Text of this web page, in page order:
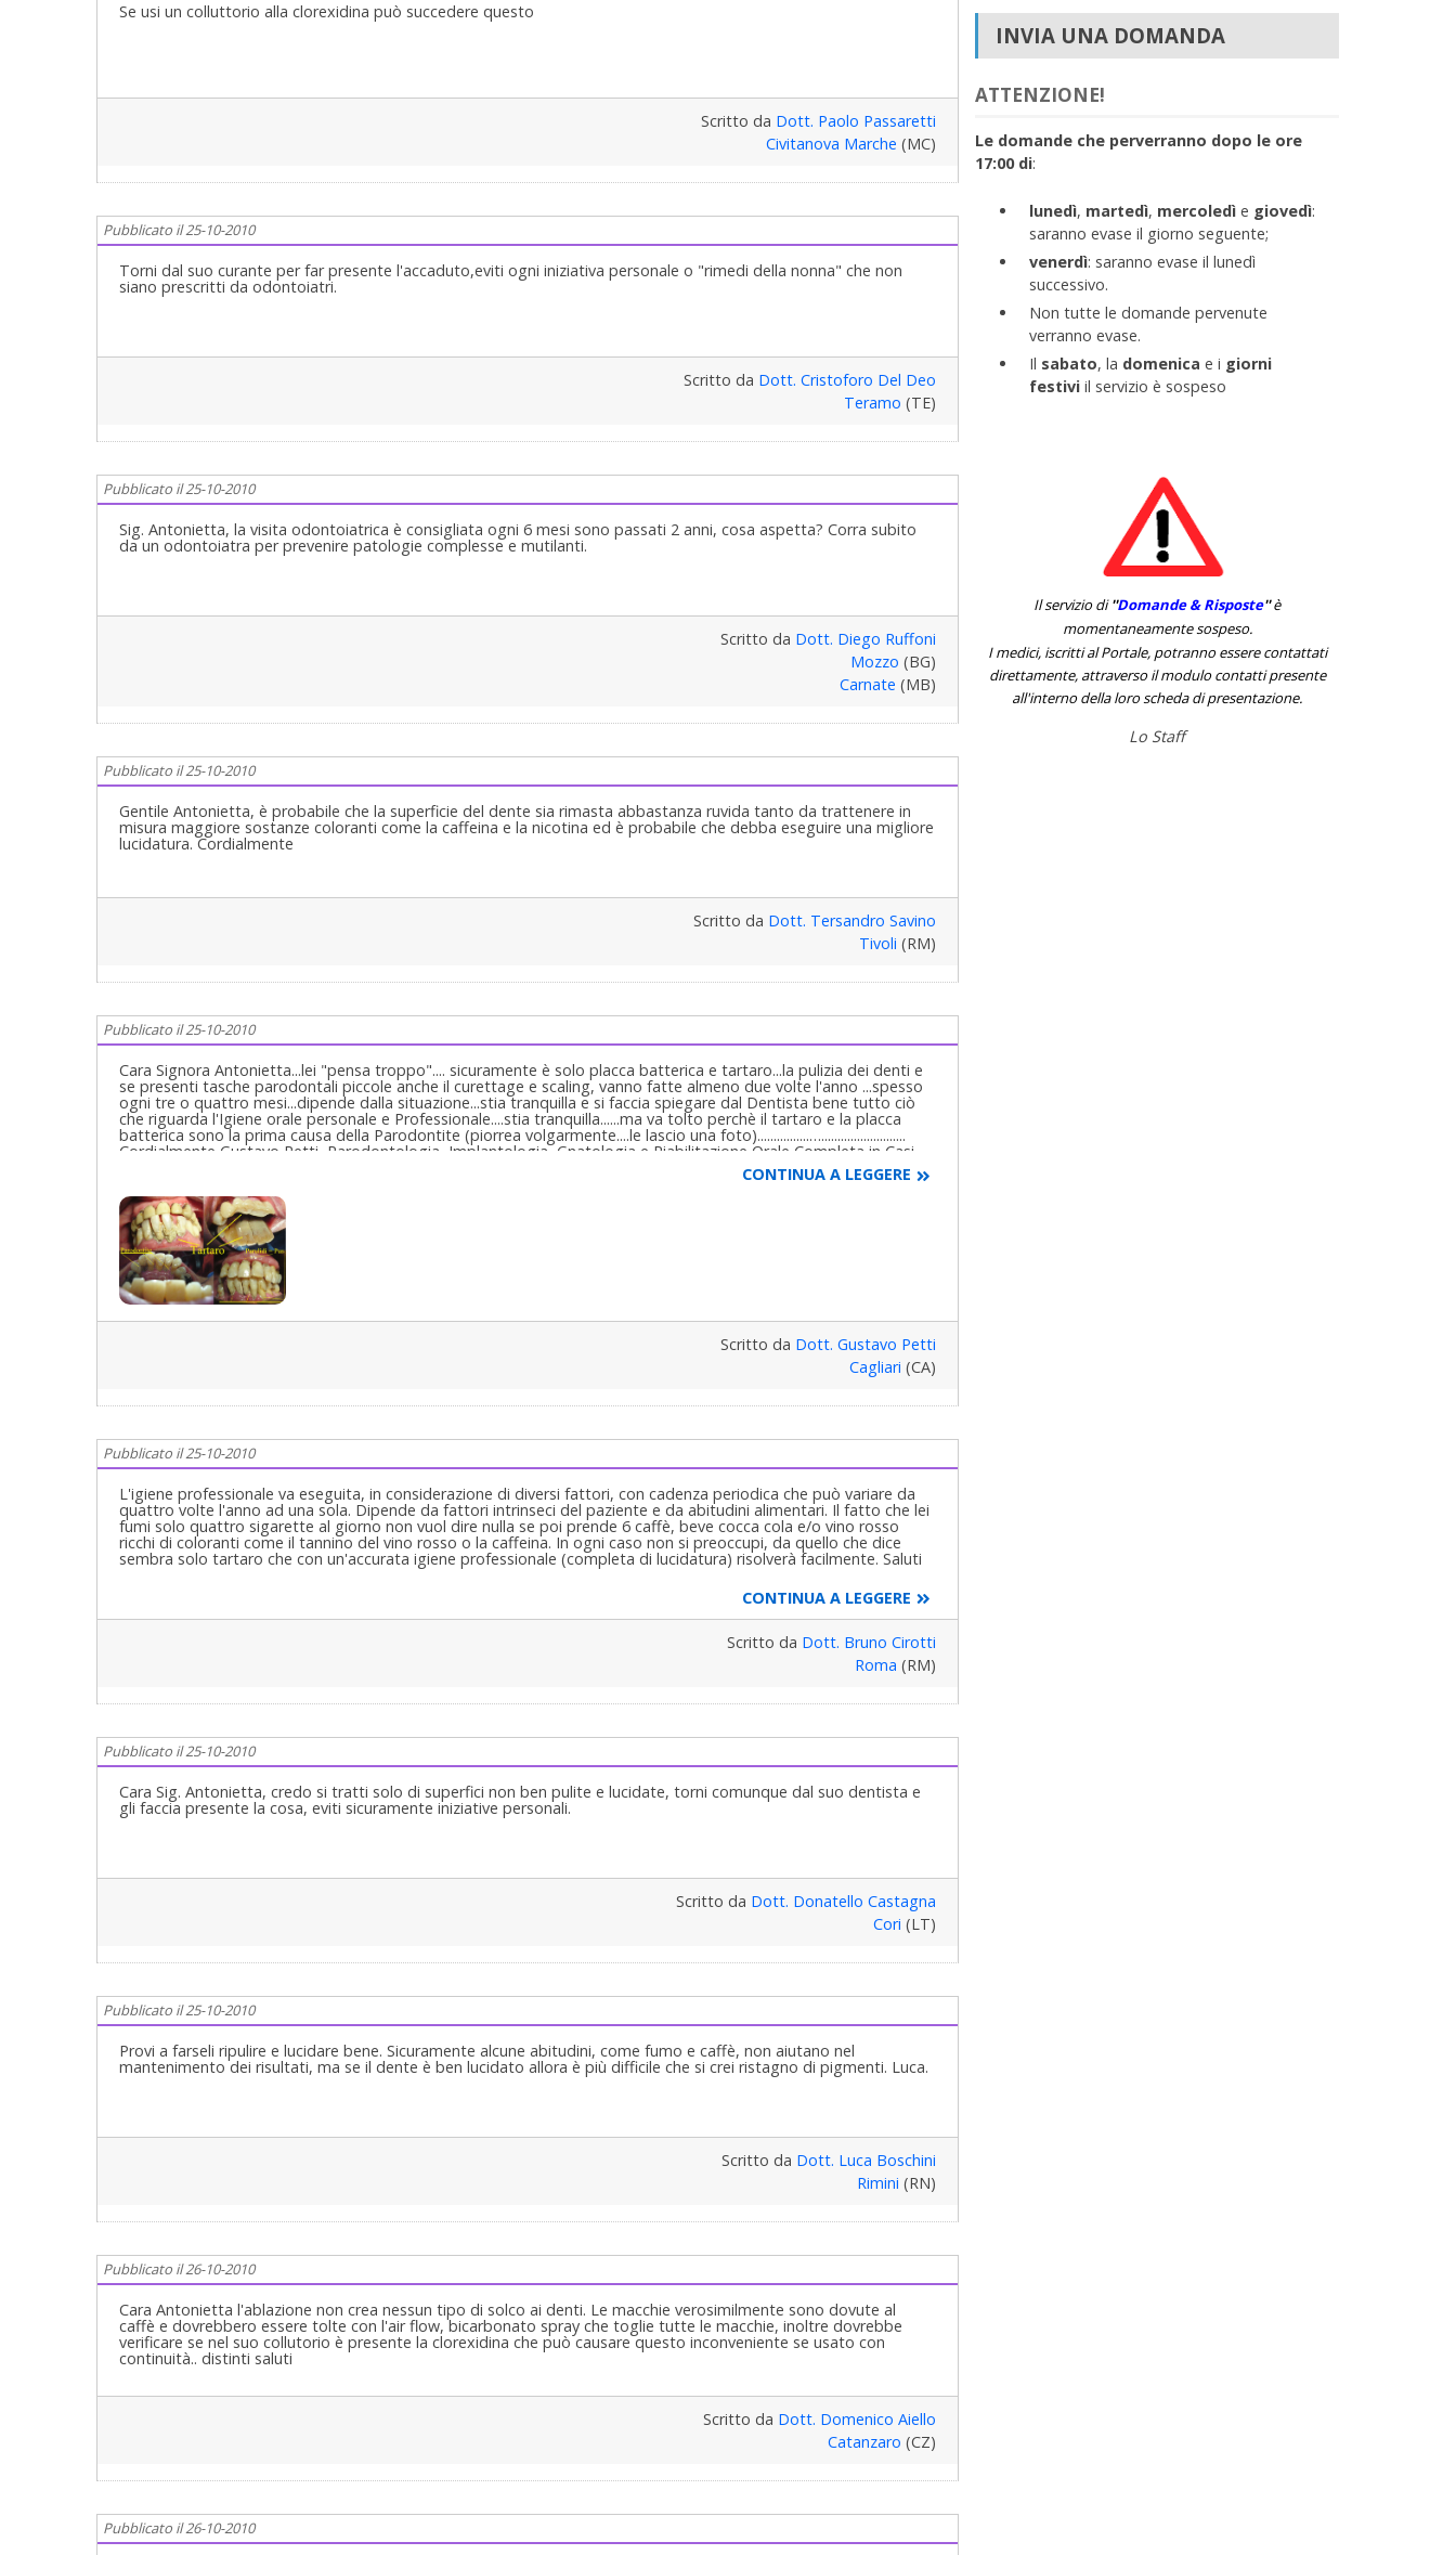
Se usi un colluttorio alla clorexidina può succedere questo
Scritto da Dott. Paolo Passaretti
Civitanova Marche (MC)
Pubblicato il 25-10-2010
Torni dal suo curante per far presente l'accaduto,eviti ogni iniziativa personale o "rimedi della nonna" che non
siano prescritti da odontoiatri.
Scritto da Dott. Cristoforo Del Deo
Teramo (TE)
Pubblicato il 25-10-2010
Sig. Antonietta, la visita odontoiatrica è consigliata ogni 6 mesi sono passati 2 anni, cosa aspetta? Corra subito
da un odontoiatra per prevenire patologie complesse e mutilanti.
Scritto da Dott. Diego Ruffoni
Mozzo (BG)
Carnate (MB)
Pubblicato il 25-10-2010
Gentile Antonietta, è probabile che la superficie del dente sia rimasta abbastanza ruvida tanto da trattenere in
misura maggiore sostanze coloranti come la caffeina e la nicotina ed è probabile che debba eseguire una migliore
lucidatura. Cordialmente
Scritto da Dott. Tersandro Savino
Tivoli (RM)
Pubblicato il 25-10-2010
Cara Signora Antonietta...lei "pensa troppo".... sicuramente è solo placca batterica e tartaro...la pulizia dei denti e
se presenti tasche parodontali piccole anche il curettage e scaling, vanno fatte almeno due volte l'anno ...spesso
ogni tre o quattro mesi...dipende dalla situazione...stia tranquilla e si faccia spiegare dal Dentista bene tutto ciò
che riguarda l'Igiene orale personale e Professionale....stia tranquilla......ma va tolto perchè il tartaro e la placca
batterica sono la prima causa della Parodontite (piorrea volgarmente....le lascio una foto)................…..........................
Cordialmente Gustavo Petti, Parodontologia, Implantologia, Gnatologia e Riabilitazione Orale Completa in Casi
CONTINUA A LEGGERE
Scritto da Dott. Gustavo Petti
Cagliari (CA)
Pubblicato il 25-10-2010
L'igiene professionale va eseguita, in considerazione di diversi fattori, con cadenza periodica che può variare da
quattro volte l'anno ad una sola. Dipende da fattori intrinseci del paziente e da abitudini alimentari. Il fatto che lei
fumi solo quattro sigarette al giorno non vuol dire nulla se poi prende 6 caffè, beve cocca cola e/o vino rosso
ricchi di coloranti come il tannino del vino rosso o la caffeina. In ogni caso non si preoccupi, da quello che dice
sembra solo tartaro che con un'accurata igiene professionale (completa di lucidatura) risolverà facilmente. Saluti
CONTINUA A LEGGERE
Scritto da Dott. Bruno Cirotti
Roma (RM)
Pubblicato il 25-10-2010
Cara Sig. Antonietta, credo si tratti solo di superfici non ben pulite e lucidate, torni comunque dal suo dentista e
gli faccia presente la cosa, eviti sicuramente iniziative personali.
Scritto da Dott. Donatello Castagna
Cori (LT)
Pubblicato il 25-10-2010
Provi a farseli ripulire e lucidare bene. Sicuramente alcune abitudini, come fumo e caffè, non aiutano nel
mantenimento dei risultati, ma se il dente è ben lucidato allora è più difficile che si crei ristagno di pigmenti. Luca.
Scritto da Dott. Luca Boschini
Rimini (RN)
Pubblicato il 26-10-2010
Cara Antonietta l'ablazione non crea nessun tipo di solco ai denti. Le macchie verosimilmente sono dovute al
caffè e dovrebbero essere tolte con l'air flow, bicarbonato spray che toglie tutte le macchie, inoltre dovrebbe
verificare se nel suo collutorio è presente la clorexidina che può causare questo inconveniente se usato con
continuità.. distinti saluti
Scritto da Dott. Domenico Aiello
Catanzaro (CZ)
Pubblicato il 26-10-2010
INVIA UNA DOMANDA
ATTENZIONE!
Le domande che perverranno dopo le ore
17:00 di:
lunedì, martedì, mercoledì e giovedì:
saranno evase il giorno seguente;
venerdì: saranno evase il lunedì
successivo.
Non tutte le domande pervenute
verranno evase.
Il sabato, la domenica e i giorni
festiviil servizio è sospeso
Il servizio di''Domande & Risposte''è
momentaneamente sospeso.
I medici, iscritti al Portale, potranno essere contattati
direttamente, attraverso il modulo contatti presente
all'interno della loro scheda di presentazione.
Lo Staff